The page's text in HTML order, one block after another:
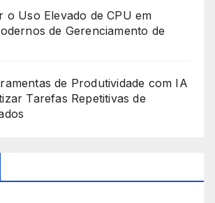
o Uso Elevado de CPU em
de Gerenciamento de
de Produtividade com IA
Tarefas Repetitivas de